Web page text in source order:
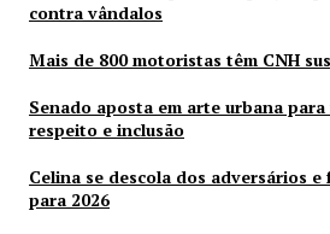
contra vândalos
Mais de 800 motoristas têm CNH
Senado aposta em arte urbana
respeito e inclusão
Celina se descola dos adversários
para 2026